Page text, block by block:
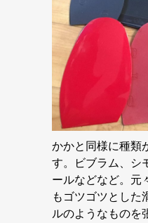
かかと同様に種類
す。ビブラム、シ
ールなどなど。元
もゴツゴツとした
ルのようなものを